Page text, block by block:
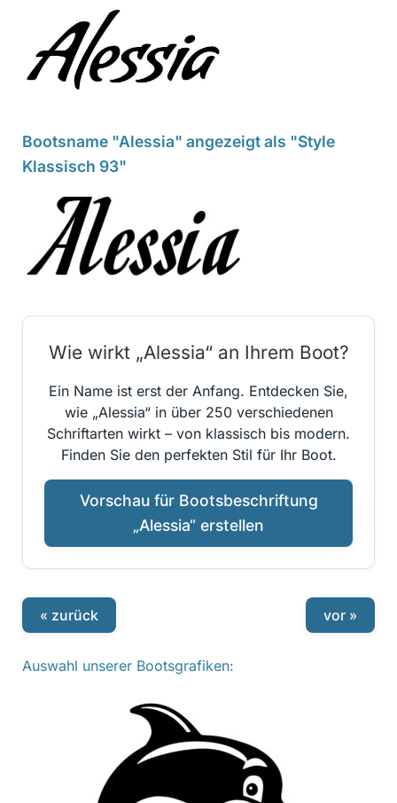
Bootsname "Alessia" angezeigt als "Style
Klassisch 93"
Wie wirkt „Alessia“ an Ihrem Boot?
Ein Name ist erst der Anfang. Entdecken Sie,
wie „Alessia“ in über 250 verschiedenen
Schriftarten wirkt – von klassisch bis modern.
Finden Sie den perfekten Stil für Ihr Boot.
Vorschau für Bootsbeschriftung
„Alessia“ erstellen
« zurück vor »
Auswahl unserer Bootsgrafiken: